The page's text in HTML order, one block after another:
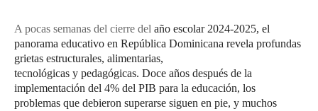
A pocas semanas del cierre del año escolar 2024-2025, el
panorama educativo en República Dominicana revela profundas
grietas estructurales, alimentarias,
tecnológicas y pedagógicas. Doce años después de la
implementación del 4% del PIB para la educación, los
problemas que debieron superarse siguen en pie, y muchos